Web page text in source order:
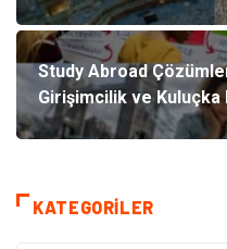
Study Abroad
Girişimcilik ve Kuluçka
KATEGORILER